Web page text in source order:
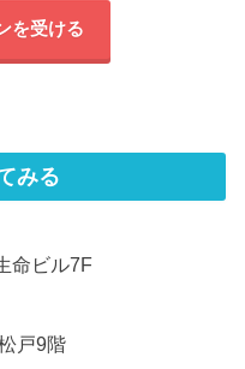
を受ける
みる
命ビル7F
戸9階